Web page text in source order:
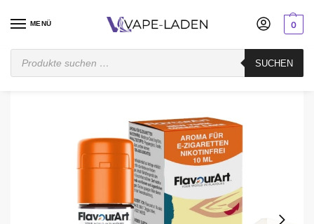
MENÜ
SUCHEN
0
Startseite / Mischen / FlavourArt New York Cheese Cake – Aroma 10 ml